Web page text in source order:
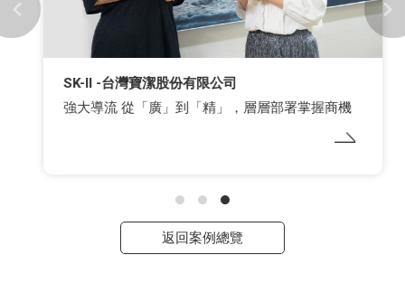
SK-II -台灣寶潔股份有限公司
強大導流 從「廣」到「精」，層層部署掌握商機
返回案例總覽